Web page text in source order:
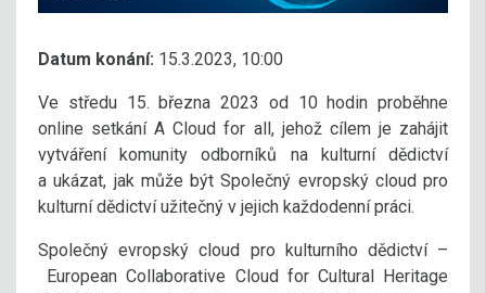
Datum konání: 15.3.2023, 10:00
Ve středu 15. března 2023 od 10 hodin proběhne
online setkání A Cloud for all, jehož cílem je zahájit
vytváření komunity odborníků na kulturní dědictví
a ukázat, jak může být Společný evropský cloud pro
kulturní dědictví užitečný v jejich každodenní práci.
Společný evropský cloud pro kulturního dědictví –
European Collaborative Cloud for Cultural Heritage